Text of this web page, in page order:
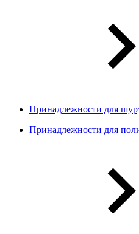
Принадлежности для
Принадлежности для